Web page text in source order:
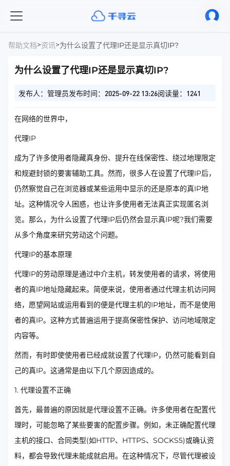
帮助文档>资讯>为什么设置了代理IP还是显示真切IP?
为什么设置了代理IP还是显示真切IP?
发布人：管理员发布时间：2025-09-22 13:26阅读量：1241
在网络的世界中，
代理IP
成为了许多使用者隐藏真身份、提升在线保密性、绕过地理限定
和规避封锁的要害辅助工具。然而，很多人在设置了代理IP后，
仍然察觉自己在浏览器或某些运用中显示的还是原本的真IP地
址。这种情况令人困惑，也让许多使用者无法真正实现匿名浏
览。那么，为什么设置了代理IP后仍然会显示真IP呢?我们需要
从多个角度来研究劳动这个问题。
代理IP的基本原理
代理IP的劳动原理是通过中介主机，转发使用者的请求，将使用
者的真IP地址隐藏起来。简便来说，使用者通过代理主机访问网
络，愿望网站或运用看到的便是代理主机的IP地址，而不是使用
者的真IP。这种方式普遍运用于提高保密性保护、访问地域限定
内容等。
然而，有时即使使用者已经成就设置了代理IP，仍然可能看到自
己的真IP。这通常是由以下几个原因造成的。
1. 代理设置不正确
首先，最普遍的原因就是代理设置不正确。许多使用者在配置代
理时，可能忽略了某些要害的配置步骤。例如，未正确配置代理
主机的接口、合同类型(如HTTP、HTTPS、SOCKS5)或确认资
料，都会导致代理未能成就启用。在这种情况下，尽管代理被设